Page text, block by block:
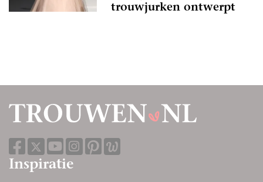
trouwjurken ontwerpt
Inspiratie